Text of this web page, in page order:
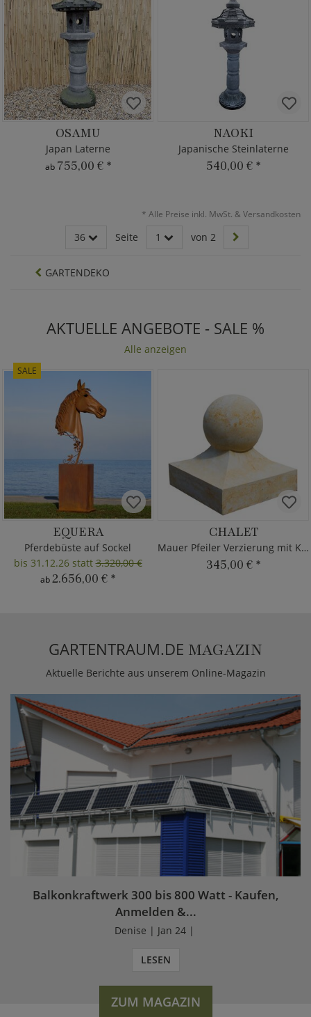
OSAMU
Japan Laterne
ab 755,00 € *
NAOKI
Japanische Steinlaterne
540,00 € *
* Alle Preise inkl. MwSt. & Versandkosten
36 Seite 1 von 2
GARTENDEKO
AKTUELLE ANGEBOTE - SALE %
Alle anzeigen
SALE
EQUERA
Pferdebüste auf Sockel
bis 31.12.26 statt3.320,00 €
ab2.656,00 € *
CHALET
Mauer Pfeiler Verzierung mit Kugel
345,00 € *
GARTENTRAUM.DE MAGAZIN
Aktuelle Berichte aus unserem Online-Magazin
Balkonkraftwerk 300 bis 800 Watt - Kaufen,
Anmelden &...
Denise | Jan 24 |
LESEN
ZUM MAGAZIN